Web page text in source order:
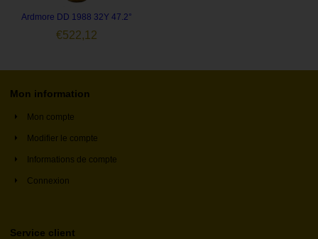
Ardmore DD 1988 32Y 47.2°
€522,12
Mon information
Mon compte
Modifier le compte
Informations de compte
Connexion
Service client